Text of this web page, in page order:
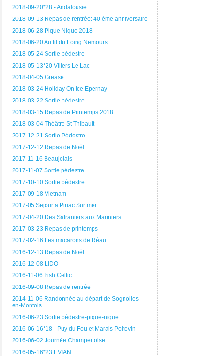
2018-09-20*28 - Andalousie
2018-09-13 Repas de rentrée: 40 éme anniversaire
2018-06-28 Pique Nique 2018
2018-06-20 Au fil du Loing Nemours
2018-05-24 Sortie pédestre
2018-05-13*20 Villers Le Lac
2018-04-05 Grease
2018-03-24 Holiday On Ice Epernay
2018-03-22 Sortie pédestre
2018-03-15 Repas de Printemps 2018
2018-03-04 Théâtre St Thibault
2017-12-21 Sortie Pédestre
2017-12-12 Repas de Noël
2017-11-16 Beaujolais
2017-11-07 Sortie pédestre
2017-10-10 Sortie pédestre
2017-09-18 Vietnam
2017-05 Séjour à Piriac Sur mer
2017-04-20 Des Safraniers aux Mariniers
2017-03-23 Repas de printemps
2017-02-16 Les macarons de Réau
2016-12-13 Repas de Noël
2016-12-08 LIDO
2016-11-06 Irish Celtic
2016-09-08 Repas de rentrée
2014-11-06 Randonnée au départ de Sognolles-
en-Montois
2016-06-23 Sortie pédestre-pique-nique
2016-06-16*18 - Puy du Fou et Marais Poitevin
2016-06-02 Journée Champenoise
2016-05-16*23 EVIAN